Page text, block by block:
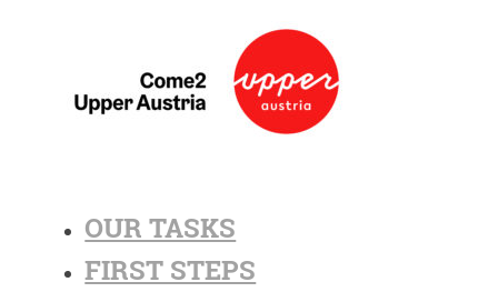
OUR TASKS
FIRST STEPS